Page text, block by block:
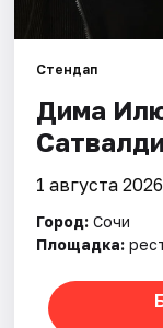
Площадки
Артисты
Стендап
Дима
1 августа 2026
Город: Сочи
Площадка: